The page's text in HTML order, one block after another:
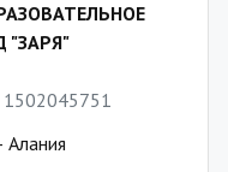
"ЗАРЯ"
Алания